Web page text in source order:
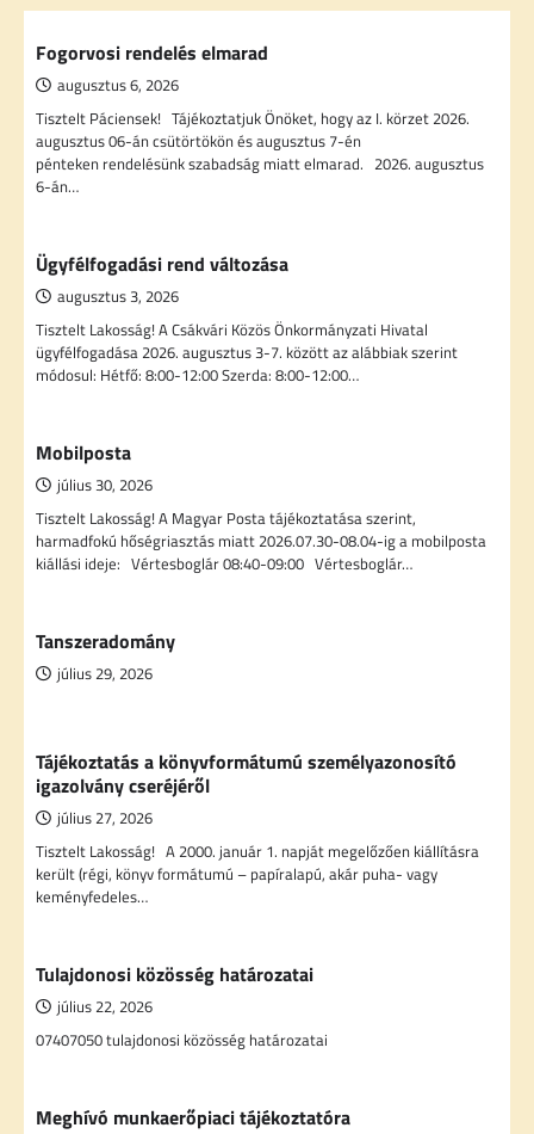
Fogorvosi rendelés elmarad
augusztus 6, 2026
Tisztelt Páciensek! Tájékoztatjuk Önöket, hogy az I. körzet 2026.
augusztus 06-án csütörtökön és augusztus 7-én
pénteken rendelésünk szabadság miatt elmarad. 2026. augusztus
6-án…
Ügyfélfogadási rend változása
augusztus 3, 2026
Tisztelt Lakosság! A Csákvári Közös Önkormányzati Hivatal
ügyfélfogadása 2026. augusztus 3-7. között az alábbiak szerint
módosul: Hétfő: 8:00-12:00 Szerda: 8:00-12:00…
Mobilposta
július 30, 2026
Tisztelt Lakosság! A Magyar Posta tájékoztatása szerint,
harmadfokú hőségriasztás miatt 2026.07.30-08.04-ig a mobilposta
kiállási ideje: Vértesboglár 08:40-09:00 Vértesboglár…
Tanszeradomány
július 29, 2026
Tájékoztatás a könyvformátumú személyazonosító
igazolvány cseréjéről
július 27, 2026
Tisztelt Lakosság! A 2000. január 1. napját megelőzően kiállításra
került (régi, könyv formátumú – papíralapú, akár puha- vagy
keményfedeles…
Tulajdonosi közösség határozatai
július 22, 2026
07407050 tulajdonosi közösség határozatai
Meghívó munkaerőpiaci tájékoztatóra